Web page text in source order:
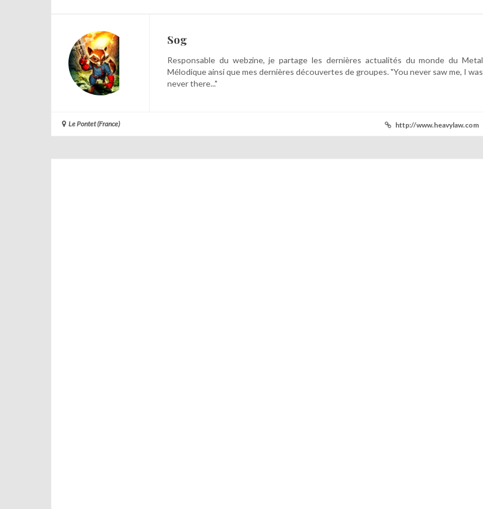
Sog
Responsable du webzine, je partage les dernières actualités du monde du Metal
Mélodique ainsi que mes dernières découvertes de groupes. "You never saw me, I was
never there..."
Le Pontet (France) http://www.heavylaw.com